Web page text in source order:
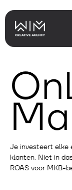
Je investeert elke
klanten. Niet in
ROAS voor MKB-